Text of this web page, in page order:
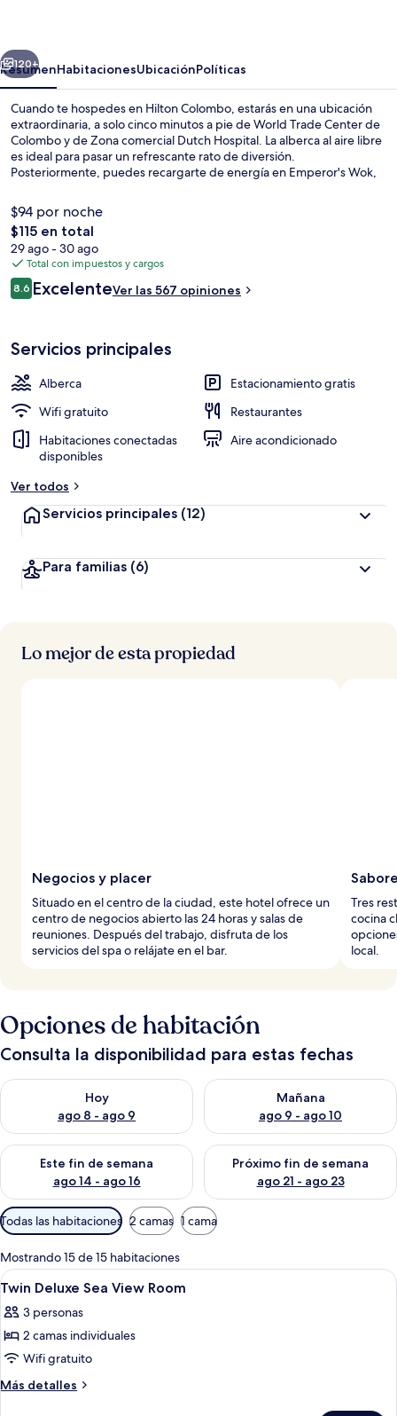
Siguiente
120+
ResumenHabitacionesUbicaciónPolíticas
Cuando te hospedes en Hilton Colombo, estarás en una ubicación
extraordinaria, a solo cinco minutos a pie de World Trade Center de
Colombo y de Zona comercial Dutch Hospital. La alberca al aire libre
es ideal para pasar un refrescante rato de diversión.
Posteriormente, puedes recargarte de energía en Emperor's Wok,
disponible para la comida y la cena. Otros servicios y amenidades a
destacar de este hotel de lujo son sus 2 bares o lounges, su bar
junto a la alberca y su sala de fitness. Otros visitantes hablan
maravillas de las amenidades y características como el personal
amable.
$94 por noche
El
precio
total
es
de
$115 en total
29 ago - 30 ago
Total con impuestos y cargos
Opiniones
8.68.6 de 10,
ExcelenteVer las 567 opiniones
Servicios principales
Alberca
Estacionamiento gratis
Wifi gratuito
Restaurantes
Habitaciones conectadas
disponibles
Aire acondicionado
Ver todos
Servicios principales (12)
Para familias (6)
Lo mejor de esta propiedad
Negocios y placer
Situado en el centro de la ciudad, este hotel ofrece un
centro de negocios abierto las 24 horas y salas de
reuniones. Después del trabajo, disfruta de los
servicios del spa o relájate en el bar.
Tres
cocina
local.
Opciones de habitación
Consulta la disponibilidad para estas fechas
Hoy
ago 8 - ago 9
Consulta la disponibilidad para hoy ago 8 - ago 9
Mañana
ago 9 - ago 10
Consulta la disponibilidad
Este fin de semana
ago 14 - ago 16
Consulta la disponibilidad para este fin de semana ago 14 -
Próximo fin de semana
ago 21 - ago 23
Consulta la disponibilidad
Filtros
disponibles
para
las
habitaciones
Todas las habitaciones 2 camas 1 cama
Mostrando 15 de 15 habitaciones
Abrir
todas
las
fotos
de
Twin
Ropa de cama hipoalergénica y
9
Twin Deluxe Sea View Room
3 personas
2 camas individuales
Wifi gratuito
Más detalles
Más